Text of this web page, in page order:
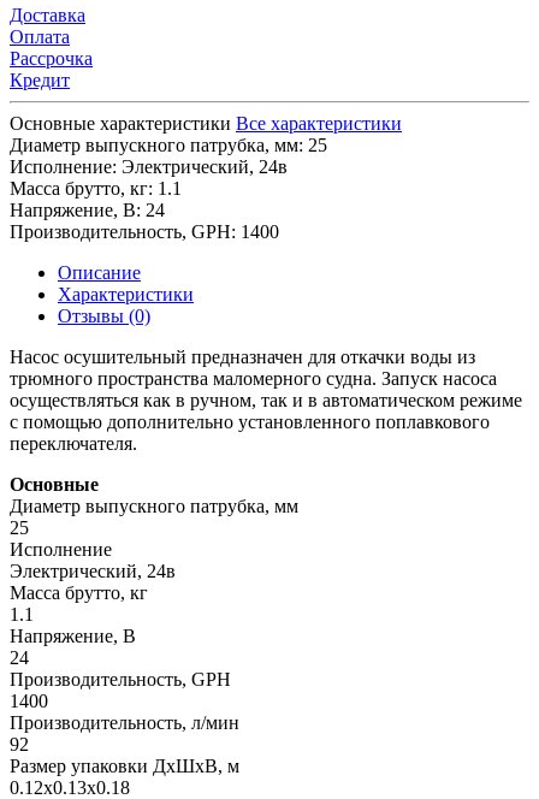
Доставка
Оплата
Рассрочка
Кредит
Основные характеристики Все характеристики
Диаметр выпускного патрубка, мм: 25
Исполнение: Электрический, 24в
Масса брутто, кг: 1.1
Напряжение, В: 24
Производительность, GPH: 1400
Описание
Характеристики
Отзывы (0)
Насос осушительный предназначен для откачки воды из
трюмного пространства маломерного судна. Запуск насоса
осуществляться как в ручном, так и в автоматическом режиме
с помощью дополнительно установленного поплавкового
переключателя.
Основные
Диаметр выпускного патрубка, мм
25
Исполнение
Электрический, 24в
Масса брутто, кг
1.1
Напряжение, В
24
Производительность, GPH
1400
Производительность, л/мин
92
Размер упаковки ДхШхВ, м
0.12x0.13x0.18